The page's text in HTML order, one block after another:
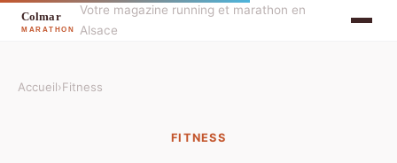
Votre magazine running et marathon en
Alsace
Accueil›Fitness
FITNESS